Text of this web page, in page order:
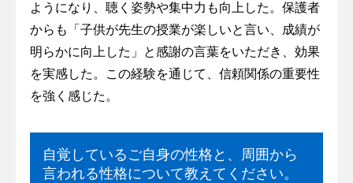
ようになり、聴く姿勢や集中力も向上した。保護者
からも「子供が先生の授業が楽しいと言い、成績が
明らかに向上した」と感謝の言葉をいただき、効果
を実感した。この経験を通じて、信頼関係の重要性
を強く感じた。
自覚しているご自身の性格と、周囲から
言われる性格について教えてください。